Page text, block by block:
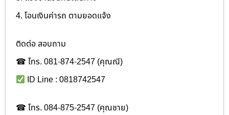
4. โอนเงินค่ารถ ตามยอดแจ้ง
ติดต่อ สอบถาม
☎ โทร. 081-874-2547 (คุณณี)
ID Line : 0818742547
☎ โทร. 084-875-2547 (คุณชาย)